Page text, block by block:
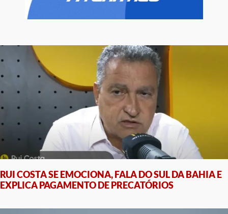
RUI COSTA SE EMOCIONA, FALA DO SUL DA BAHIA E
EXPLICA PAGAMENTO DE PRECATÓRIOS